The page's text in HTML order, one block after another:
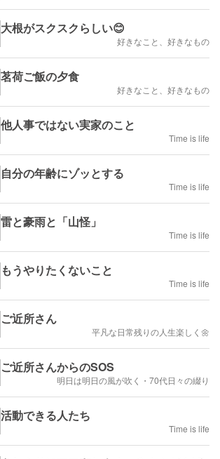
大根がスクスクらしい😊
好きなこと、好きなもの
茗荷ご飯の夕食
好きなこと、好きなもの
他人事ではない実家のこと
Time is life
自分の年齢にゾッとする
Time is life
雷と豪雨と「山怪」
Time is life
もうやりたくないこと
Time is life
ご近所さん
平凡な日常残りの人生楽しく🌼
ご近所さんからのSOS
明日は明日の風が吹く・70代日々の綴り
活動できる人たち
Time is life